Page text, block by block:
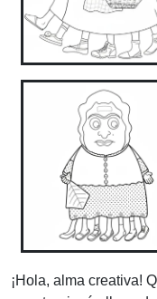
¡Hola, alma creativa!